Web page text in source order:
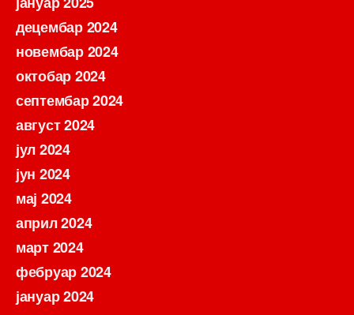
децембар 2024
новембар 2024
октобар 2024
септембар 2024
август 2024
јул 2024
јун 2024
мај 2024
април 2024
март 2024
фебруар 2024
јануар 2024